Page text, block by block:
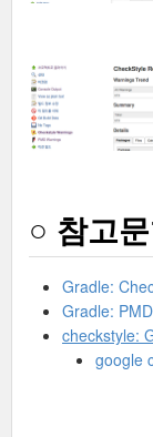
○ 참고
Gradle:
Gradle:
checkstyle:
google